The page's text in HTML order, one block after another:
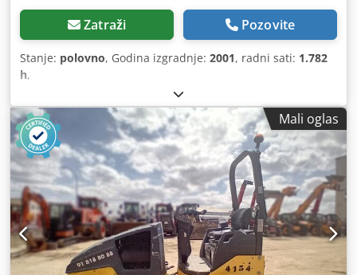
Zatraži Pozovite
Stanje: polovno, Godina izgradnje: 2001, radni sati: 1.782
h,
Mali oglas